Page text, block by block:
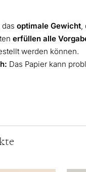
optimale Gewicht,
erfüllen alle
werden können.
Das Papier kann